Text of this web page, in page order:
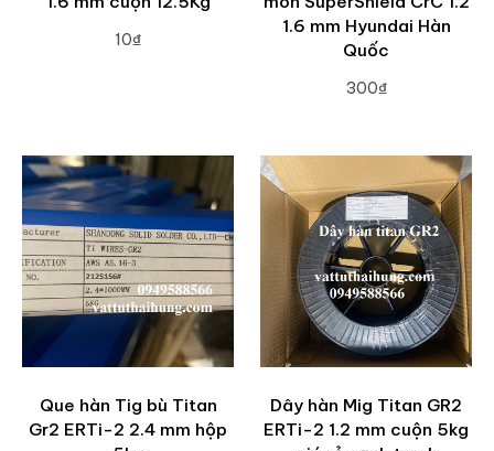
10₫
1.6 mm Hyundai Hàn
Quốc
300₫
Que hàn Tig bù Titan
Gr2 ERTi-2 2.4 mm hộp
Dây hàn Mig Titan GR2
ERTi-2 1.2 mm cuộn 5kg